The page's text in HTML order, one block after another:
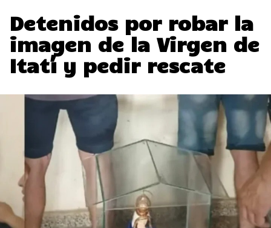
Detenidos por robar la
imagen de la Virgen de
Itatí y pedir rescate